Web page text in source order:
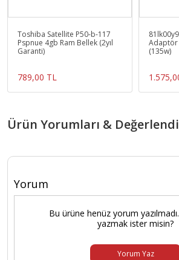
Toshiba Satellite P50-b-117
Pspnue 4gb Ram Bellek (2yıl
Garanti)
789,00 TL
Adaptör
(135w)
Ürün Yorumları &
Yorum
Bu ürüne henüz yorum
yazmak ister misin?
Yorum Yaz